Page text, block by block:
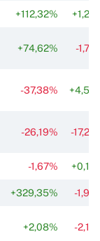
+112,32%
+74,62% -
-37,38%
-26,19% -
-1,67%
+329,35% -
+2,08% -